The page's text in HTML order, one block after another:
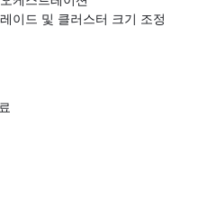
이드 및 클러스터 크기 조정